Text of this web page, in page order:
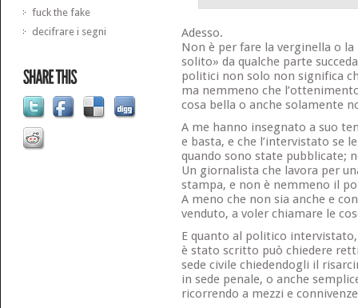
fuck the fake
decifrare i segni
Adesso.
Non è per fare la verginella o
solito» da qualche parte
politici non solo non significa
ma nemmeno che
cosa bella o anche solamente
A me hanno insegnato a suo
e basta, e che l’intervistato se
quando sono state pubblicate;
Un giornalista che lavora per
stampa, e non è nemmeno il
A meno che non sia anche e
venduto, a voler chiamare le
E quanto al politico
è stato scritto può chiedere
sede civile chiedendogli il
in sede penale, o anche
ricorrendo a mezzi e